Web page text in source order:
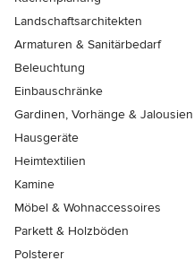
Landschaftsarchitekten
Armaturen & Sanitärbedarf
Beleuchtung
Einbauschränke
Gardinen, Vorhänge & Jalousien
Hausgeräte
Heimtextilien
Kamine
Möbel & Wohnaccessoires
Parkett & Holzböden
Polsterer